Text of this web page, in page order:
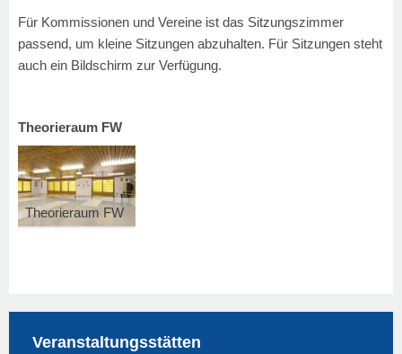
Für Kommissionen und Vereine ist das Sitzungszimmer
passend, um kleine Sitzungen abzuhalten. Für Sitzungen steht
auch ein Bildschirm zur Verfügung.
Theorieraum FW
Theorieraum FW
Veranstaltungsstätten